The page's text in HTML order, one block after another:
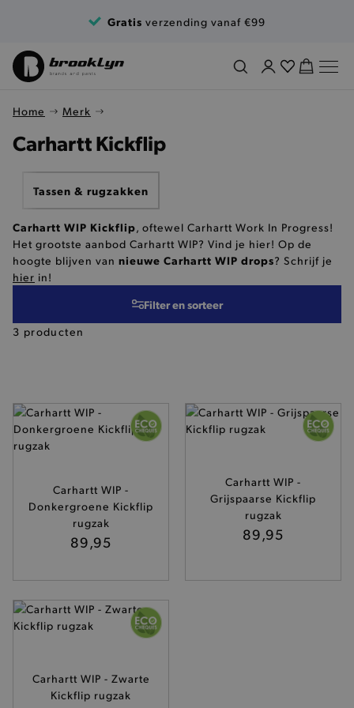
Gratis verzending vanaf €99
Home Merk
Tassen & rugzakken
Carhartt WIP Kickflip, oftewel Carhartt Work In Progress!
Het grootste aanbod Carhartt WIP? Vind je hier! Op de
hoogte blijven van nieuwe Carhartt WIP drops? Schrijf je
hier in!
3 producten
Filter en sorteer
Carhartt WIP -
Donkergroene Kickflip
rugzak
89,95
Carhartt WIP -
Grijspaarse Kickflip
rugzak
89,95
Carhartt WIP - Zwarte
Kickflip rugzak
Carhartt Kickflip